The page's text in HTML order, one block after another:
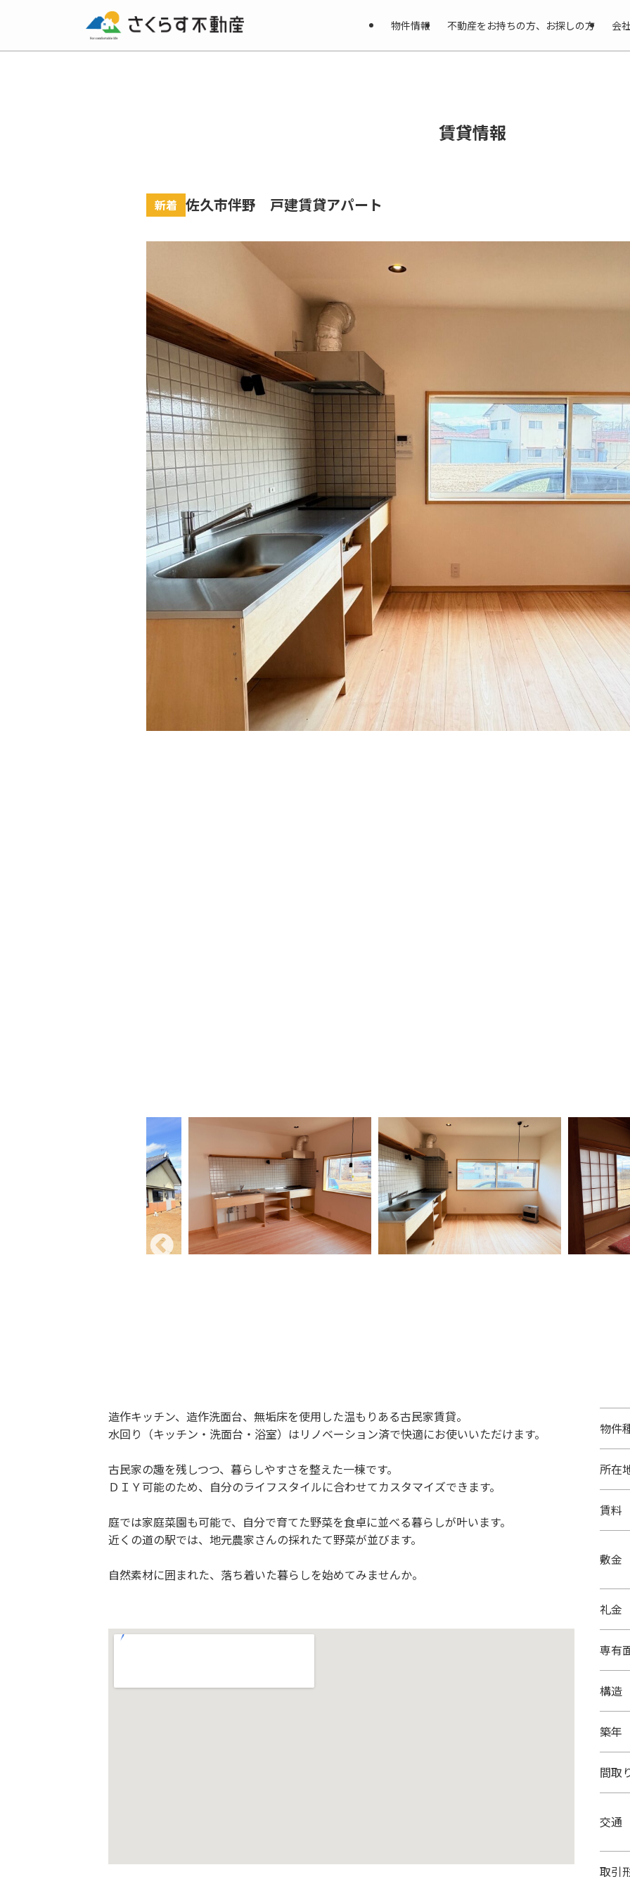
物件情報 不動産をお持ちの方、お探しの方 会
賃貸情報
新着 佐久市伴野 戸建賃貸アパート
Previous
造作キッチン、造作洗面台、無垢床を使用した温もりある古民家賃貸。
水回り（キッチン・洗面台・浴室）はリノベーション済で快適にお使いいただけます。
古民家の趣を残しつつ、暮らしやすさを整えた一棟です。
ＤＩＹ可能のため、自分のライフスタイルに合わせてカスタマイズできます。
庭では家庭菜園も可能で、自分で育てた野菜を食卓に並べる暮らしが叶います。
近くの道の駅では、地元農家さんの採れたて野菜が並びます。
自然素材に囲まれた、落ち着いた暮らしを始めてみませんか。
物件
所在
賃料
敷金
礼金
専有
構造
築年
間取
交通
取引